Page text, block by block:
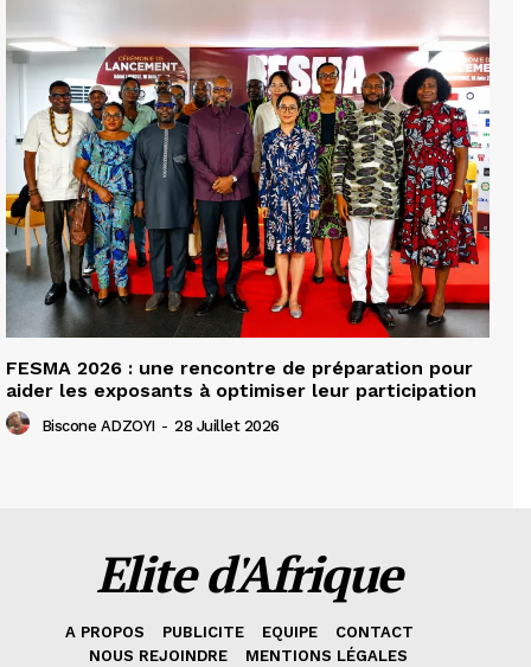
FESMA 2026 : une rencontre de préparation pour
aider les exposants à optimiser leur participation
Biscone ADZOYI - 28 Juillet 2026
Elite d'Afrique
A PROPOS PUBLICITE EQUIPE
CONTACT
NOUS REJOINDRE
MENTIONS LÉGALES